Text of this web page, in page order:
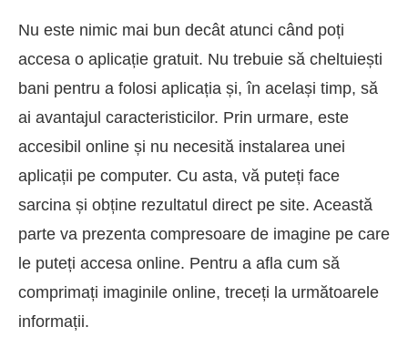
Nu este nimic mai bun decât atunci când poți
accesa o aplicație gratuit. Nu trebuie să cheltuiești
bani pentru a folosi aplicația și, în același timp, să
ai avantajul caracteristicilor. Prin urmare, este
accesibil online și nu necesită instalarea unei
aplicații pe computer. Cu asta, vă puteți face
sarcina și obține rezultatul direct pe site. Această
parte va prezenta compresoare de imagine pe care
le puteți accesa online. Pentru a afla cum să
comprimați imaginile online, treceți la următoarele
informații.